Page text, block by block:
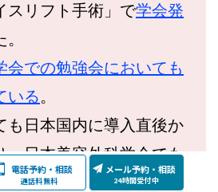
スリフト手術」で学会発
会での勉強会においても
いる。
も日本国内に導入直後か
、日本美容外科学会でも
表を行っている。
電話予約・相談
通話料無料
メール予約・相談
24時間受付中